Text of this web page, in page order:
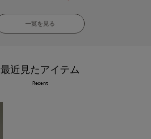
一覧を見る
最近見たアイテム
Recent